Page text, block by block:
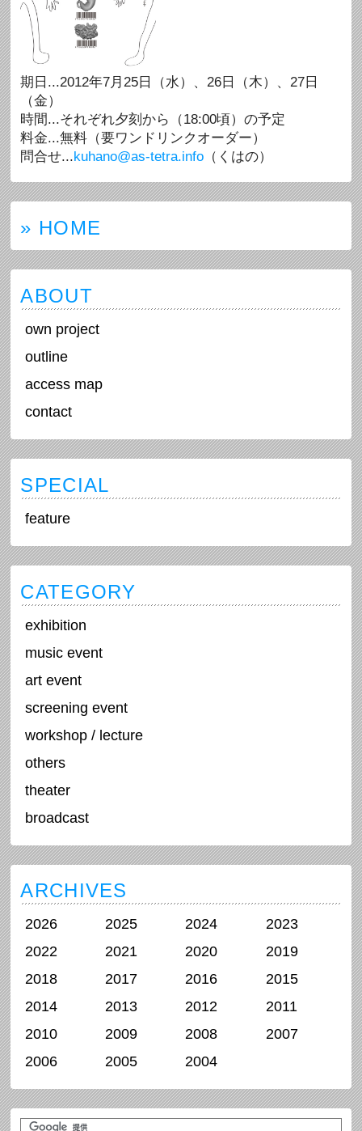
期日...2012年7月25日（水）、26日（木）、27日
（金）
時間...それぞれ夕刻から（18:00頃）の予定
料金...無料（要ワンドリンクオーダー）
問合せ...kuhano@as-tetra.info （くはの）
» HOME
ABOUT
own project
outline
access map
contact
SPECIAL
feature
CATEGORY
exhibition
music event
art event
screening event
workshop / lecture
others
theater
broadcast
ARCHIVES
2026 2025 2024
2023
2022
2021 2020
2019
2018
2017 2016
2015
2014
2013 2012
2011
2010
2009 2008
2007
2006
2005 2004